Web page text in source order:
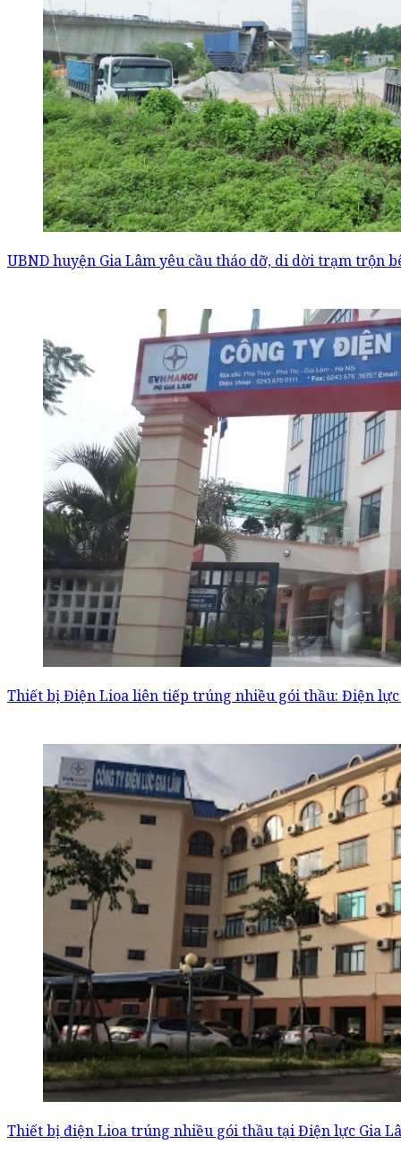
UBND huyện Gia Lâm yêu cầu tháo dỡ, di dời trạm trộn
Thiết bị Điện Lioa liên tiếp trúng nhiều gói thầu: Điện lực
Thiết bị điện Lioa trúng nhiều gói thầu tại Điện lực Gia